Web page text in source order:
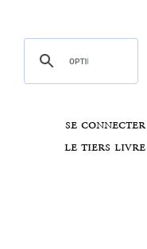
se connecter
le tiers livre